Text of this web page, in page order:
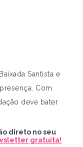
Santista e
Com
deve bater
direto no seu
gratuita!